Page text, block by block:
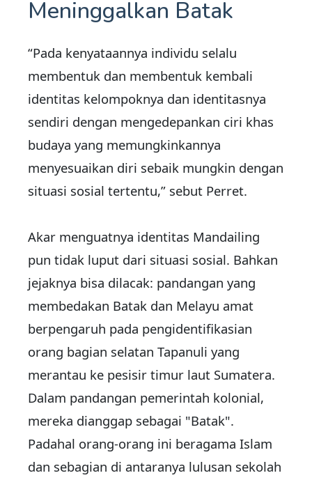
Meninggalkan Batak
“Pada kenyataannya individu selalu
membentuk dan membentuk kembali
identitas kelompoknya dan identitasnya
sendiri dengan mengedepankan ciri khas
budaya yang memungkinkannya
menyesuaikan diri sebaik mungkin dengan
situasi sosial tertentu,” sebut Perret.
Akar menguatnya identitas Mandailing
pun tidak luput dari situasi sosial. Bahkan
jejaknya bisa dilacak: pandangan yang
membedakan Batak dan Melayu amat
berpengaruh pada pengidentifikasian
orang bagian selatan Tapanuli yang
merantau ke pesisir timur laut Sumatera.
Dalam pandangan pemerintah kolonial,
mereka dianggap sebagai "Batak".
Padahal orang-orang ini beragama Islam
dan sebagian di antaranya lulusan sekolah